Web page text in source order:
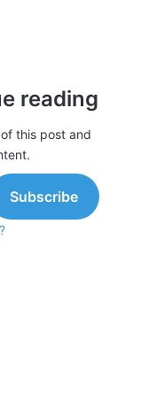
reading
this post and
Subscribe